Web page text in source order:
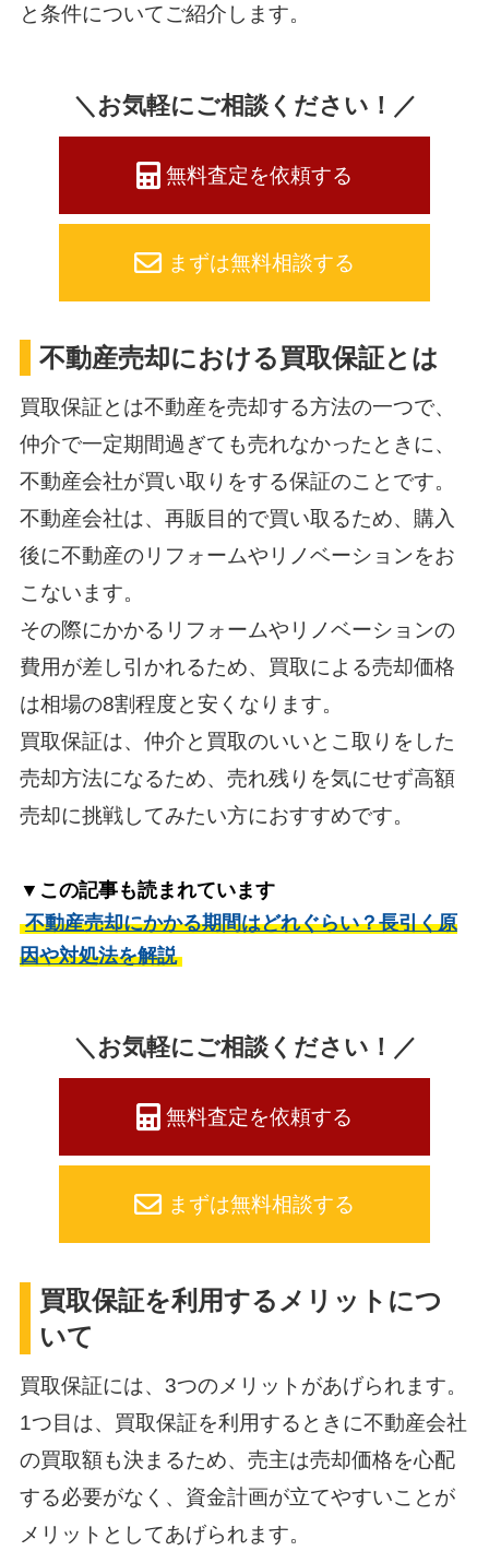
と条件についてご紹介します。
＼お気軽にご相談ください！／
無料査定を依頼する
まずは無料相談する
不動産売却における買取保証とは
買取保証とは不動産を売却する方法の一つで、
仲介で一定期間過ぎても売れなかったときに、
不動産会社が買い取りをする保証のことです。
不動産会社は、再販目的で買い取るため、購入
後に不動産のリフォームやリノベーションをお
こないます。
その際にかかるリフォームやリノベーションの
費用が差し引かれるため、買取による売却価格
は相場の8割程度と安くなります。
買取保証は、仲介と買取のいいとこ取りをした
売却方法になるため、売れ残りを気にせず高額
売却に挑戦してみたい方におすすめです。
▼この記事も読まれています
不動産売却にかかる期間はどれぐらい？長引く原
因や対処法を解説
＼お気軽にご相談ください！／
無料査定を依頼する
まずは無料相談する
買取保証を利用するメリットにつ
いて
買取保証には、3つのメリットがあげられます。
1つ目は、買取保証を利用するときに不動産会社
の買取額も決まるため、売主は売却価格を心配
する必要がなく、資金計画が立てやすいことが
メリットとしてあげられます。